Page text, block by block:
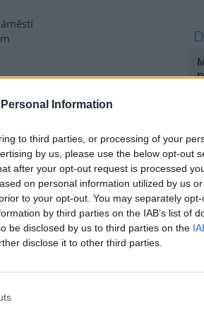
Information
to third parties, or processing of your
by us, please use the below opt-out
after your opt-out request is processed
on personal information utilized by us
to your opt-out. You may separately
by third parties on the IAB’s list of
be disclosed by us to third parties on the
disclose it to other third parties.
jak
Není